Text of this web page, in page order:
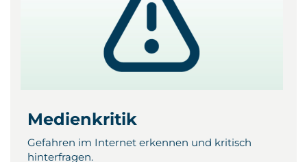
Medienkritik
Gefahren im Internet erkennen und kritisch
hinterfragen.